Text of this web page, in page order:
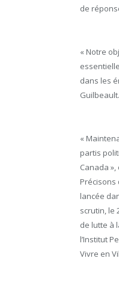
de
« Notre
dans les
Guilbeault.
«
partis
Canada
Précisons
lancée
scrutin, le
de lutte à
l’Institut
Vivre en